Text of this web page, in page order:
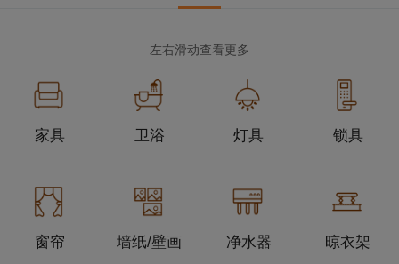
左右滑动查看更多
家具 卫浴 灯具 锁具
窗帘 墙纸/壁画 净水器 晾衣架